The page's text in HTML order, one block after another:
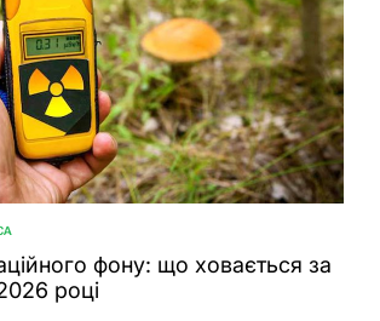
фону: що ховається за
році